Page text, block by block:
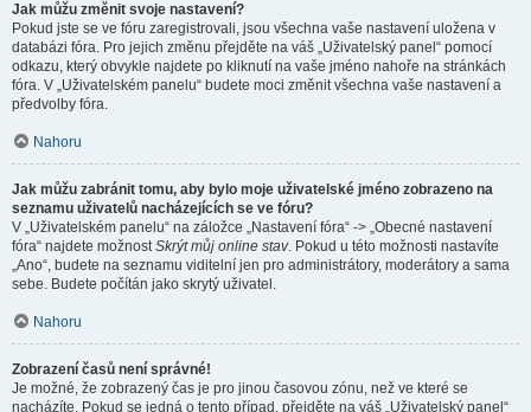
Jak můžu změnit svoje nastavení?
Pokud jste se ve fóru zaregistrovali, jsou všechna vaše nastavení uložena v
databázi fóra. Pro jejich změnu přejděte na váš „Uživatelský panel“ pomocí
odkazu, který obvykle najdete po kliknutí na vaše jméno nahoře na stránkách
fóra. V „Uživatelském panelu“ budete moci změnit všechna vaše nastavení a
předvolby fóra.
Nahoru
Jak můžu zabránit tomu, aby bylo moje uživatelské jméno zobrazeno na
seznamu uživatelů nacházejících se ve fóru?
V „Uživatelském panelu“ na záložce „Nastavení fóra“ -> „Obecné nastavení
fóra“ najdete možnostSkrýt můj online stav. Pokud u této možnosti nastavíte
„Ano“, budete na seznamu viditelní jen pro administrátory, moderátory a sama
sebe. Budete počítán jako skrytý uživatel.
Nahoru
Zobrazení časů není správné!
Je možné, že zobrazený čas je pro jinou časovou zónu, než ve které se
nacházíte. Pokud se jedná o tento případ, přejděte na váš „Uživatelský panel“